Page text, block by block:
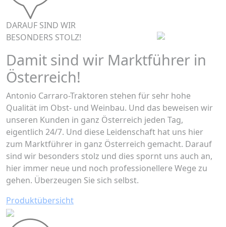
DARAUF SIND WIR
BESONDERS STOLZ!
Damit sind wir Marktführer in
Österreich!
Antonio Carraro-Traktoren stehen für sehr hohe
Qualität im Obst- und Weinbau. Und das beweisen wir
unseren Kunden in ganz Österreich jeden Tag,
eigentlich 24/7. Und diese Leidenschaft hat uns hier
zum Marktführer in ganz Österreich gemacht. Darauf
sind wir besonders stolz und dies spornt uns auch an,
hier immer neue und noch professionellere Wege zu
gehen. Überzeugen Sie sich selbst.
Produktübersicht